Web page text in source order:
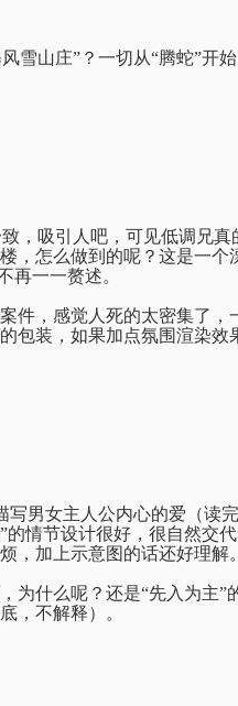
雪山庄”？一切从“腾蛇”开
，吸引人吧，可见低调兄真
，怎么做到的呢？这是一个
再一一赘述。
件，感觉人死的太密集了，
包装，如果加点氛围渲染效
写男女主人公内心的爱（读
的情节设计很好，很自然交
，加上示意图的话还好理解。
为什么呢？还是“先入为主”
，不解释）。